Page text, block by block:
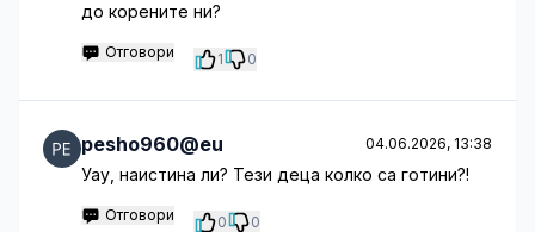
до корените ни?
Отговори 1 0
pesho960@eu 04.06.2026, 13:38
Уау, наистина ли? Тези деца колко са готини?!
Отговори 0 0